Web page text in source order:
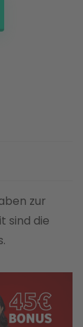
zur
sind die